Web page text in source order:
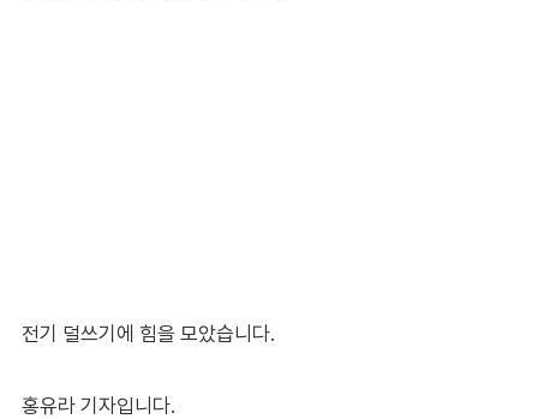
전기 덜쓰기에 힘을 모았습니다.
홍유라 기자입니다.